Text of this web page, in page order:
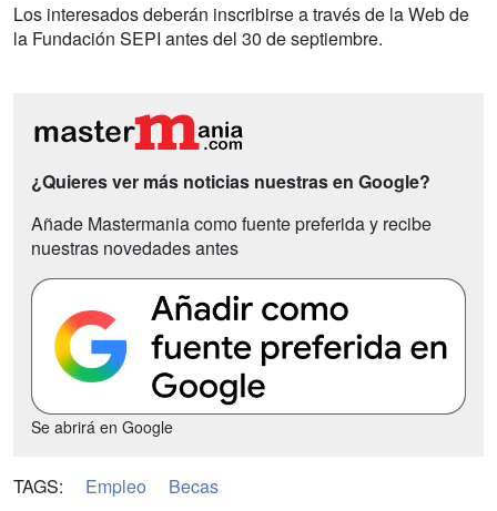
Los interesados deberán inscribirse a través de la Web de
la Fundación SEPI antes del 30 de septiembre.
¿Quieres ver más noticias nuestras en Google?
Añade Mastermania como fuente preferida y recibe
nuestras novedades antes
Se abrirá en Google
TAGS: Empleo Becas